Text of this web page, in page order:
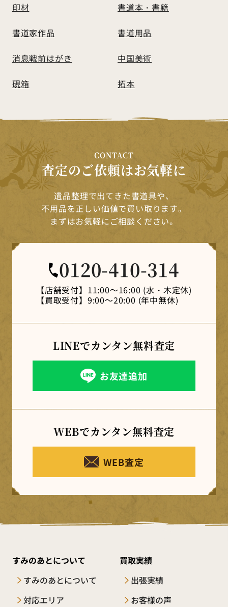
印材 書道本・書籍
書道家作品 書道用品
消息戦前はがき 中国美術
硯箱 拓本
CONTACT
査定のご依頼はお気軽に
遺品整理で出てきた書道具や、
不用品を正しい価値で買い取ります。
まずはお気軽にご相談ください。
0120-410-314
【店舗受付】 11:00～16:00 (水・木定休)
【買取受付】 9:00～20:00 (年中無休)
LINEでカンタン無料査定
お友達追加
WEBでカンタン無料査定
WEB査定
すみのあとについて
すみのあとについて
対応エリア
買取実績
出張実績
お客様の声